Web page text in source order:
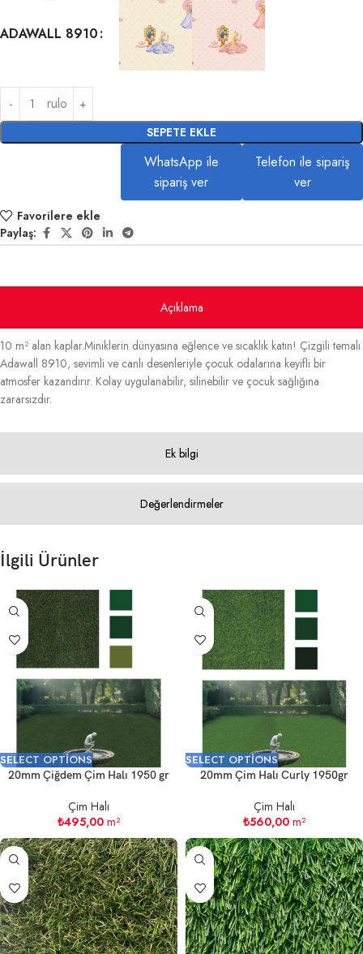
ADAWALL 8910
rulo
SEPETE EKLE
WhatsApp ile
sipariş ver
Telefon ile sipariş
ver
Favorilere ekle
Paylaş:
Açıklama
Ek bilgi
Değerlendirmeler
10 m² alan kaplar.Miniklerin dünyasına eğlence ve sıcaklık katın! Çizgili temalı
Adawall 8910, sevimli ve canlı desenleriyle çocuk odalarına keyifli bir
atmosfer kazandırır. Kolay uygulanabilir, silinebilir ve çocuk sağlığına
zararsızdır.
İlgili Ürünler
SELECT OPTIONS
20mm Çiğdem Çim Halı 1950 gr
Çim Halı
₺495,00 m²
SELECT OPTIONS
20mm Çim Halı Curly 1950gr
Çim Halı
₺560,00 m²